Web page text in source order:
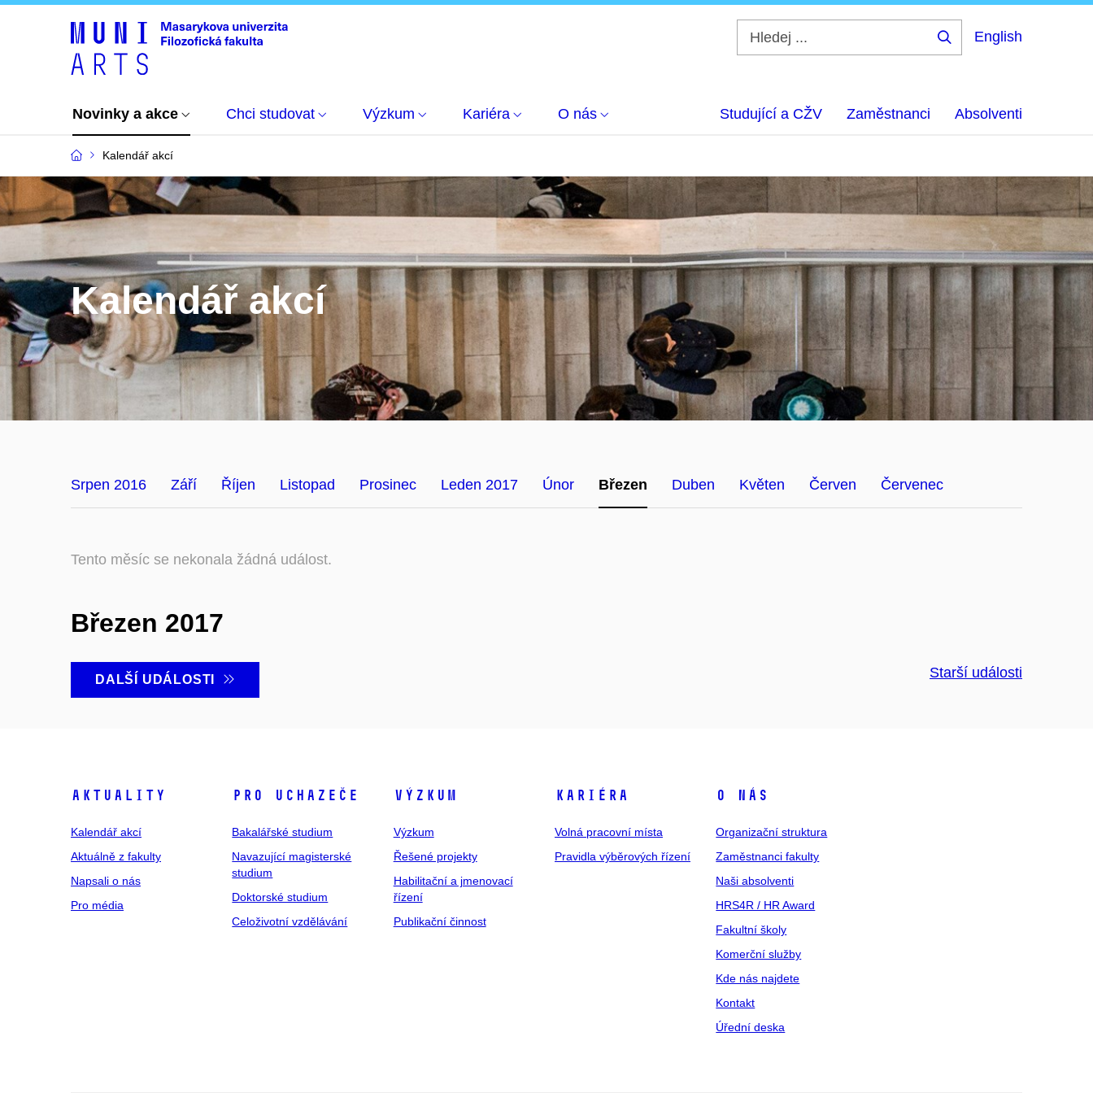
English
Novinky a akce Chci studovat Výzkum Kariéra O nás Studující a CŽV Zaměstnanci Absolventi
Kalendář akcí
Kalendář akcí
Srpen 2016 Září Říjen Listopad Prosinec Leden 2017 Únor Březen Duben Květen Červen Červenec
Tento měsíc se nekonala žádná událost.
Březen 2017
DALŠÍ UDÁLOSTI Starší události
Aktuality
Kalendář akcí
Aktuálně z fakulty
Napsali o nás
Pro média
Pro uchazeče
Bakalářské studium
Navazující magisterské
studium
Doktorské studium
Celoživotní vzdělávání
Výzkum
Výzkum
Řešené projekty
Habilitační a jmenovací
řízení
Publikační činnost
Kariéra
Volná pracovní místa
Pravidla výběrových řízení
O nás
Organizační struktura
Zaměstnanci fakulty
Naši absolventi
HRS4R / HR Award
Fakultní školy
Komerční služby
Kde nás najdete
Kontakt
Úřední deska